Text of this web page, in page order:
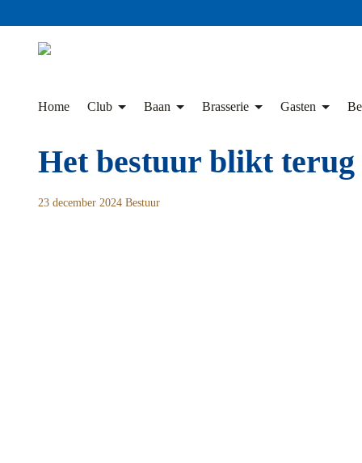
Home Club Baan Brasserie Gasten
Het bestuur blikt terug
23 december 2024 Bestuur